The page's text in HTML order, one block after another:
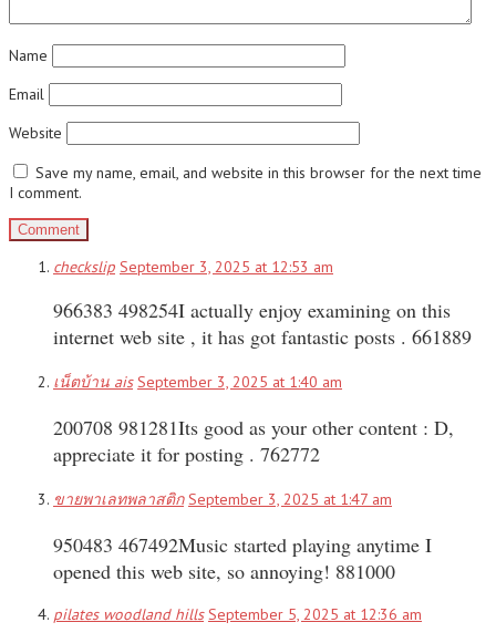
Name
Email
Website
Save my name, email, and website in this browser for the next time
I comment.
checkslip September 3, 2025 at 12:53 am
966383 498254I actually enjoy examining on this
internet web site , it has got fantastic posts . 661889
เน็ตบ้าน ais September 3, 2025 at 1:40 am
200708 981281Its good as your other content : D,
appreciate it for posting . 762772
ขายพาเลทพลาสติก September 3, 2025 at 1:47 am
950483 467492Music started playing anytime I
opened this web site, so annoying! 881000
pilates woodland hills September 5, 2025 at 12:36 am